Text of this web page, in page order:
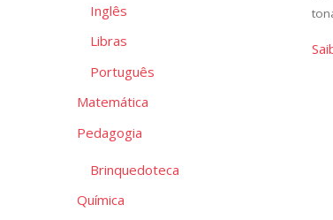
Inglês
Libras
Português
Matemática
Pedagogia
Brinquedoteca
Química